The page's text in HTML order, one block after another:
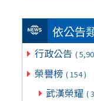
依公告
行政公告 (
榮譽榜 ( 154 )
武漢榮耀 (